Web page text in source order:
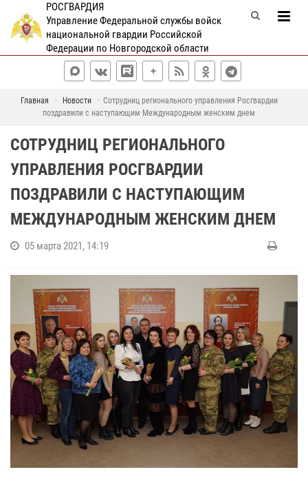
РОСГВАРДИЯ
Управление Федеральной службы войск
национальной гвардии Российской
Федерации по Новгородской области
Главная Новости
Сотрудниц регионального управления Росгвардии
поздравили с наступающим Международным женским днем
СОТРУДНИЦ РЕГИОНАЛЬНОГО
УПРАВЛЕНИЯ РОСГВАРДИИ
ПОЗДРАВИЛИ С НАСТУПАЮЩИМ
МЕЖДУНАРОДНЫМ ЖЕНСКИМ ДНЕМ
05 марта 2021, 14:19